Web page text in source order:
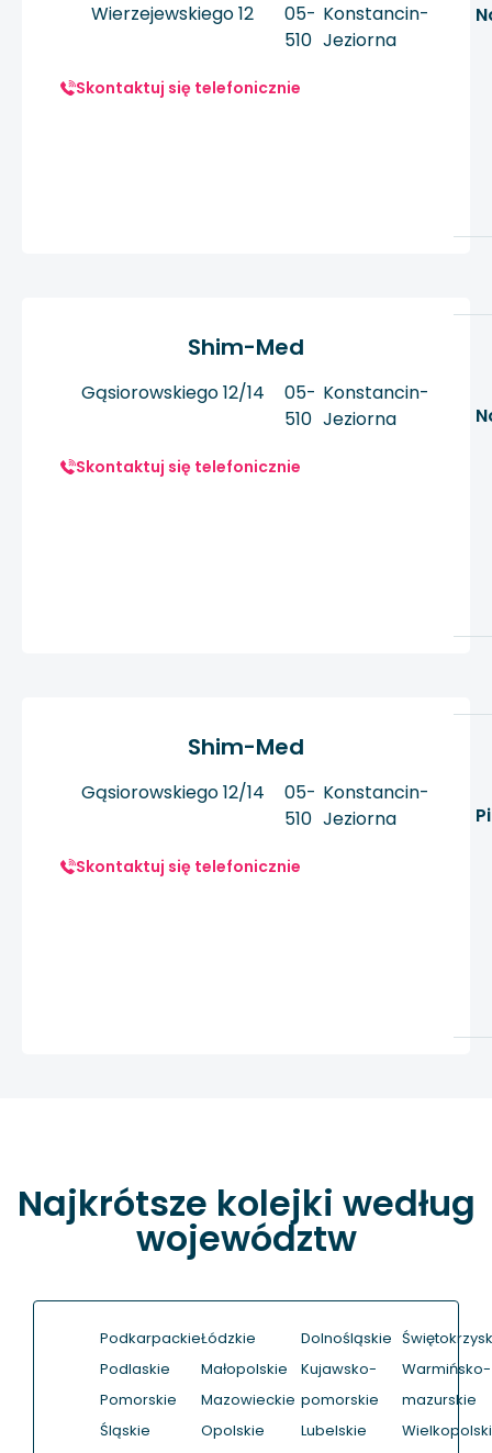
Wierzejewskiego 12
05-
510
Konstancin-
Jeziorna
Skontaktuj się telefonicznie
Shim-Med
Gąsiorowskiego 12/14
05-
510
Konstancin-
Jeziorna
Skontaktuj się telefonicznie
Shim-Med
Gąsiorowskiego 12/14
05-
510
Konstancin-
Jeziorna
Skontaktuj się telefonicznie
Najkrótsze kolejki według
województw
Podkarpackie
Podlaskie
Pomorskie
Śląskie
Łódzkie
Małopolskie
Mazowieckie
Opolskie
Dolnośląskie
Kujawsko-
pomorskie
Lubelskie
Warmińsko-
mazurskie